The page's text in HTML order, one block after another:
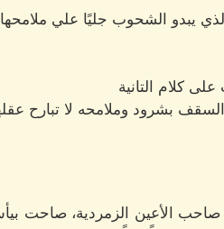
يبدو الشحوب جليًا علي
كلام التانية
بشرود وملامحه لا تبارح
صاحب الأعين الزمردية، صاحت